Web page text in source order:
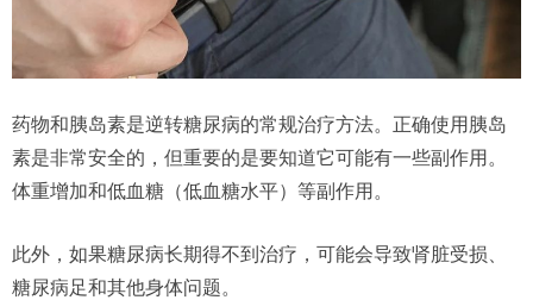
药物和胰岛素是逆转糖尿病的常规治疗方法。正确使用胰岛
素是非常安全的，但重要的是要知道它可能有一些副作用。
体重增加和低血糖（低血糖水平）等副作用。
此外，如果糖尿病长期得不到治疗，可能会导致肾脏受损、
糖尿病足和其他身体问题。